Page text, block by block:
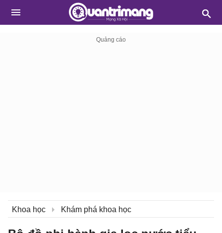
Khoa học Khám phá khoa học